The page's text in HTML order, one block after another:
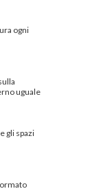
ogni
uguale
gli spazi